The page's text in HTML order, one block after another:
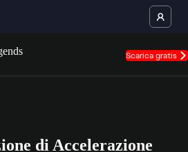
Scarica gratis
di Accelerazione